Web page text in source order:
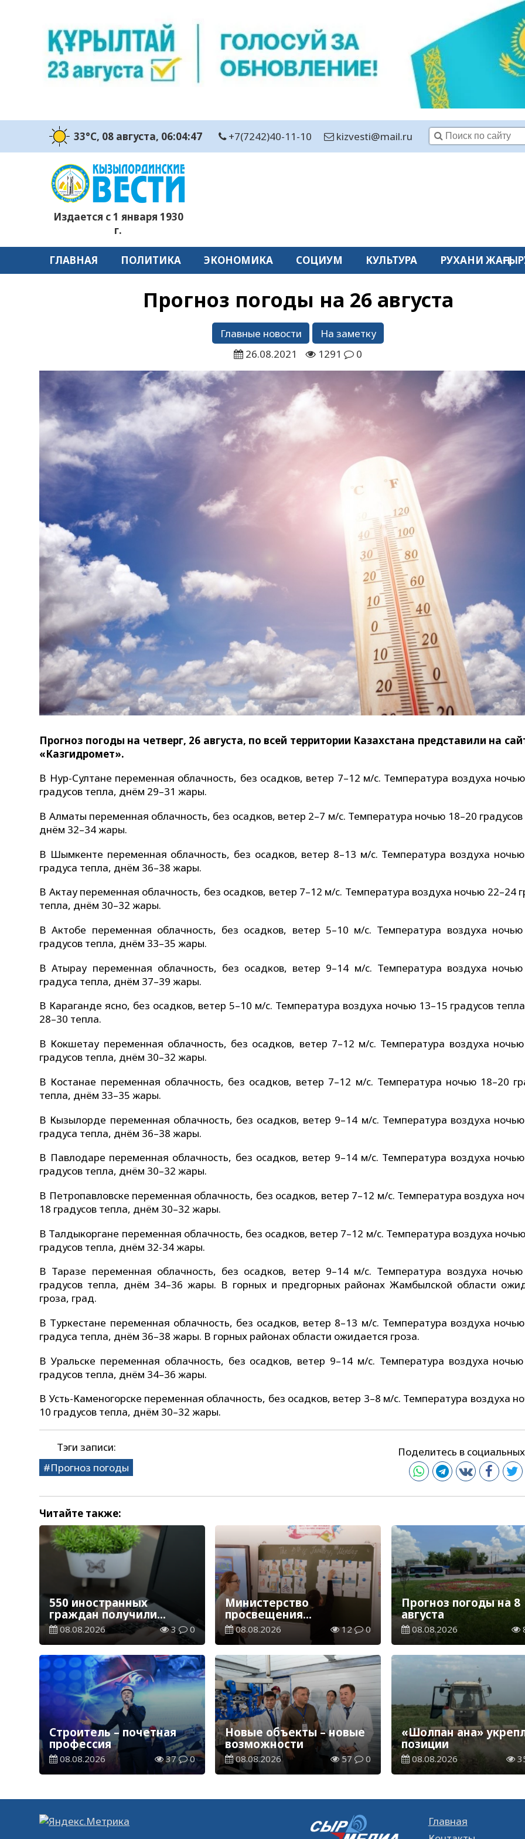
33°C, 08 августа, 06:04:48 +7(7242)40-11-10 kizvesti@mail.ru
Издается с 1 января 1930
г.
ГЛАВНАЯ ПОЛИТИКА ЭКОНОМИКА СОЦИУМ КУЛЬТУРА РУХАНИ
Прогноз погоды на 26 августа
Главные новости
На заметку
26.08.2021
1291 0
Прогноз погоды на четверг, 26 августа, по всей территории Казахстана представили на
«Казгидромет».
В Нур-Султане переменная облачность, без осадков, ветер 7–12 м/с. Температура воздуха
градусов тепла, днём 29–31 жары.
В Алматы переменная облачность, без осадков, ветер 2–7 м/с. Температура ночью 18–20 градусов
днём 32–34 жары.
В Шымкенте переменная облачность, без осадков, ветер 8–13 м/с. Температура воздуха
градуса тепла, днём 36–38 жары.
В Актау переменная облачность, без осадков, ветер 7–12 м/с. Температура воздуха ночью 22–24
тепла, днём 30–32 жары.
В Актобе переменная облачность, без осадков, ветер 5–10 м/с. Температура воздуха
градусов тепла, днём 33–35 жары.
В Атырау переменная облачность, без осадков, ветер 9–14 м/с. Температура воздуха
градуса тепла, днём 37–39 жары.
В Караганде ясно, без осадков, ветер 5–10 м/с. Температура воздуха ночью 13–15 градусов
28–30 тепла.
В Кокшетау переменная облачность, без осадков, ветер 7–12 м/с. Температура воздуха
градусов тепла, днём 30–32 жары.
В Костанае переменная облачность, без осадков, ветер 7–12 м/с. Температура ночью 18–20
тепла, днём 33–35 жары.
В Кызылорде переменная облачность, без осадков, ветер 9–14 м/с. Температура воздуха
градуса тепла, днём 36–38 жары.
В Павлодаре переменная облачность, без осадков, ветер 9–14 м/с. Температура воздуха
градусов тепла, днём 30–32 жары.
В Петропавловске переменная облачность, без осадков, ветер 7–12 м/с. Температура воздуха
18 градусов тепла, днём 30–32 жары.
В Талдыкоргане переменная облачность, без осадков, ветер 7–12 м/с. Температура воздуха
градусов тепла, днём 32-34 жары.
В Таразе переменная облачность, без осадков, ветер 9–14 м/с. Температура воздуха
градусов тепла, днём 34–36 жары. В горных и предгорных районах Жамбылской области
гроза, град.
В Туркестане переменная облачность, без осадков, ветер 8–13 м/с. Температура воздуха
градуса тепла, днём 36–38 жары. В горных районах области ожидается гроза.
В Уральске переменная облачность, без осадков, ветер 9–14 м/с. Температура воздуха
градусов тепла, днём 34–36 жары.
В Усть-Каменогорске переменная облачность, без осадков, ветер 3–8 м/с. Температура воздуха
10 градусов тепла, днём 30–32 жары.
Тэги записи:
Прогноз погоды
Поделитесь в
Читайте также:
550 иностранных
граждан получили
образовательные
гранты для обучения в
Казахстане
08.08.2026 3 0
Министерство
просвещения
определило сроки
обучения и каникул на
2026-2027 учебный год
08.08.2026 12 0
Прогноз погоды на 8
августа
08.08.2026
Строитель – почетная
профессия
08.08.2026 37 0
Новые объекты – новые
возможности
08.08.2026 57 0
«Шолпан ана»
позиции
08.08.2026
Главная